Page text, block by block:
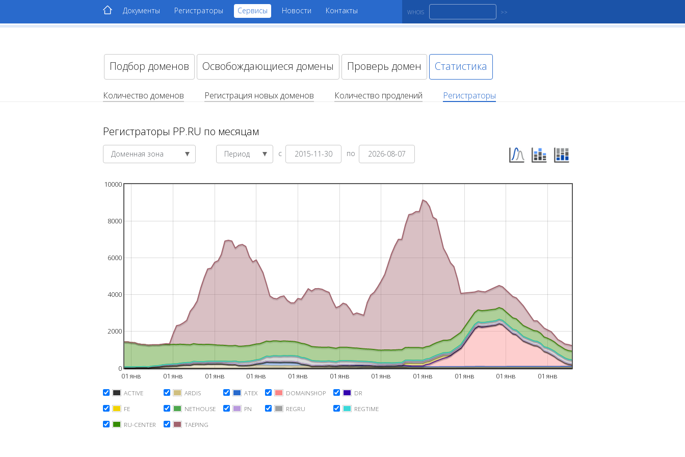
Документы Регистраторы Сервисы Новости Контакты WHOIS
Подбор доменов Освобождающиеся домены Проверь домен Статистика
Количество доменов Регистрация новых доменов Количество продлений Регистраторы
Регистраторы PP.RU по месяцам
Доменная зона Период с по
01 янв 01 янв 01 янв 01 янв 01 янв 01 янв 01 янв 01 янв 01 янв 01 янв 01 янв
0
2000
4000
6000
8000
10000
ACTIVE ARDIS ATEX DOMAINSHOP DR
FE NETHOUSE PN REGRU REGTIME
RU-CENTER TAEPING